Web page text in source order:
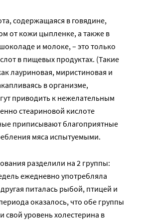
содержащаяся в говядине,
от кожи цыпленке, а также в
и молоке, – это только
в пищевых продуктах. (Такие
лауриновая, миристиновая и
в организме,
приводить к нежелательным
стеариновой кислоте
приписывают благоприятные
мяса испытуемыми.
разделили на 2 группы:
ежедневно употребляла
питалась рыбой, птицей и
оказалось, что обе группы
свой уровень холестерина в